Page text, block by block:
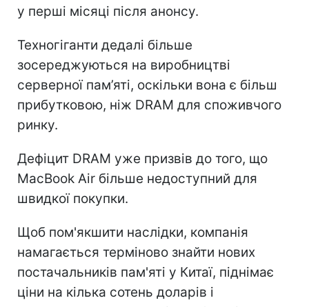
у перші місяці після анонсу.
Техногіганти дедалі більше
зосереджуються на виробництві
серверної пам’яті, оскільки вона є більш
прибутковою, ніж DRAM для споживчого
ринку.
Дефіцит DRAM уже призвів до того, що
MacBook Air більше недоступний для
швидкої покупки.
Щоб пом'якшити наслідки, компанія
намагається терміново знайти нових
постачальників пам'яті у Китаї, піднімає
ціни на кілька сотень доларів і